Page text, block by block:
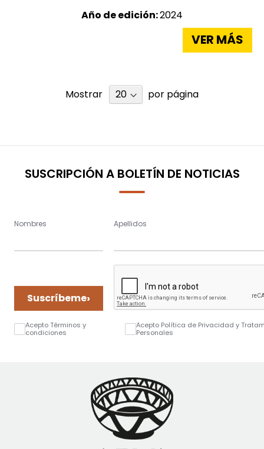
Año de edición:2024
VER MÁS
Mostrar por página
SUSCRIPCIÓN A BOLETÍN DE NOTICIAS
Nombres Apellidos
Suscríbeme›
Acepto Términos y
condiciones
Acepto Política de Privacidad y
Personales